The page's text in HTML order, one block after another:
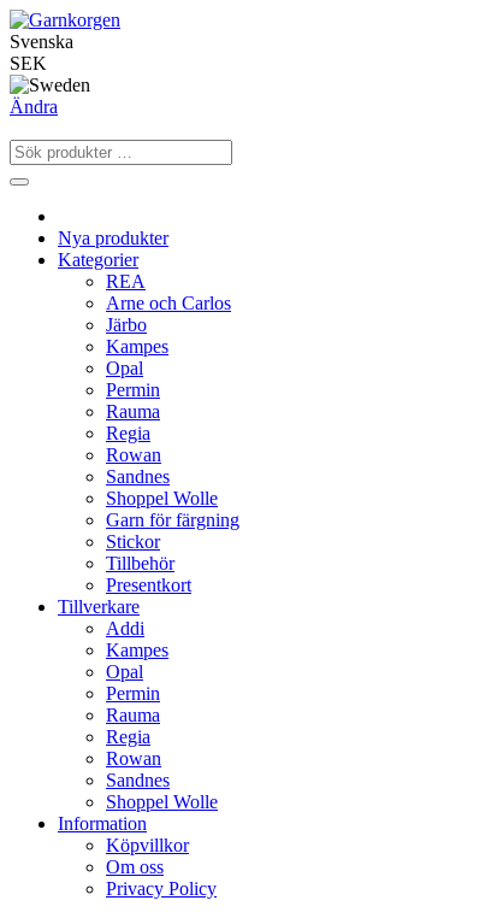
Svenska
SEK
Ändra
Nya produkter
Kategorier
REA
Arne och Carlos
Järbo
Kampes
Opal
Permin
Rauma
Regia
Rowan
Sandnes
Shoppel Wolle
Garn för färgning
Stickor
Tillbehör
Presentkort
Tillverkare
Addi
Kampes
Opal
Permin
Rauma
Regia
Rowan
Sandnes
Shoppel Wolle
Information
Köpvillkor
Om oss
Privacy Policy